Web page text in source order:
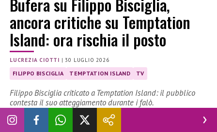
ancora critiche su Temptation
Island: ora rischia il posto
LUCREZIA CIOTTI |30 LUGLIO 2026
FILIPPO BISCIGLIA TEMPTATION ISLAND TV
Filippo Bisciglia criticato a Temptation Island: il pubblico
contesta il suo atteggiamento durante i falò.
Filippo Biscigliafinisce nella bufera sui social per l’edizione